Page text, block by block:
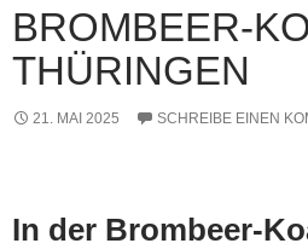
BROMBEER-
THÜRINGEN
21. MAI 2025 SCHREIBE EINEN
In der Brombeer-